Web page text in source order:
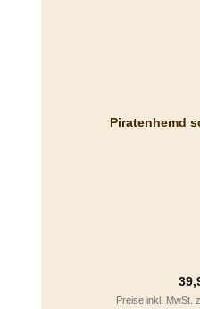
Piratenhemd
Preise inkl. MwSt.